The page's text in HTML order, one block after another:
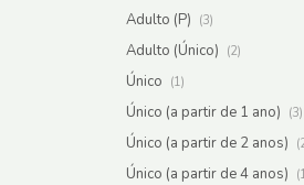
Adulto (P) (3)
Adulto (Único) (2)
Único (1)
Único (a partir de 1 ano) (3)
Único (a partir de 2 anos)
Único (a partir de 4 anos)